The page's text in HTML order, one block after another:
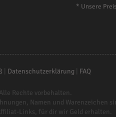
* Unsere
Datenschutzerklärung| FAQ
Rechte vorbehalten.
Namen und Warenzeichen
Links, für dir wir Geld erhalten.